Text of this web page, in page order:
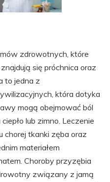
zdrowotnych, które
się próchnica oraz
to jedna z
która dotyka
mogą obejmować ból
lub zimno. Leczenie
chorej tkanki zęba oraz
materiałem
Choroby przyzębia
związany z jamą